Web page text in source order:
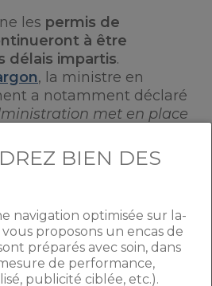
les permis de
à être
délais impartis.
, la ministre en
a notamment déclaré
met en place
et du travail
nécessaire. »
SUR LES PRIX
?
BIEN DES
navigation optimisée sur la-
proposons un encas de
préparés avec soin, dans
de performance,
publicité ciblée, etc.).